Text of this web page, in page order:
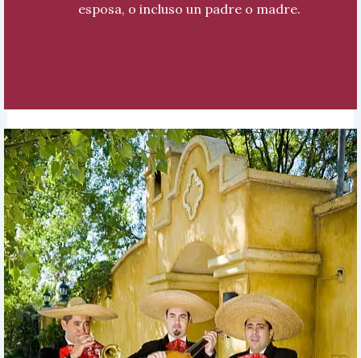
esposa, o incluso un padre o madre.